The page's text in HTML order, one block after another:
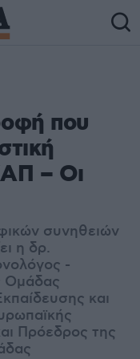
που
– Οι
συνηθειών
η δρ.
-
Ομάδας
και
Πρόεδρος της